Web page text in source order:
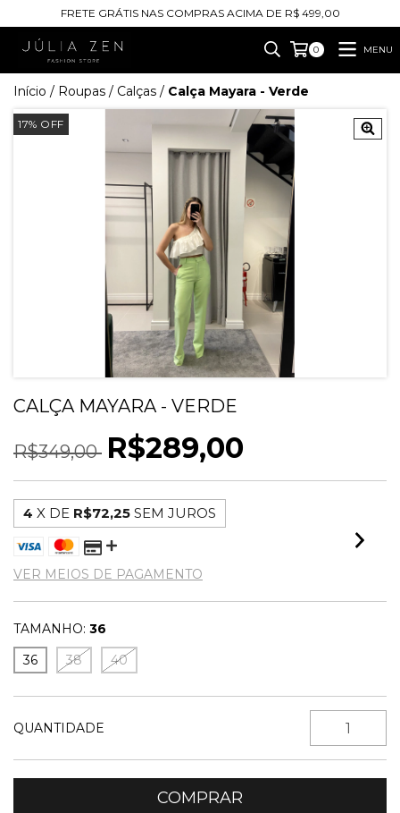
FRETE GRÁTIS NAS COMPRAS ACIMA DE R$ 499,00
0 MENU
Início / Roupas / Calças / Calça Mayara - Verde
17% OFF
CALÇA MAYARA - VERDE
R$349,00 R$289,00
4 X DE R$72,25 SEM JUROS
VER MEIOS DE PAGAMENTO
TAMANHO: 36
36
38 40
QUANTIDADE